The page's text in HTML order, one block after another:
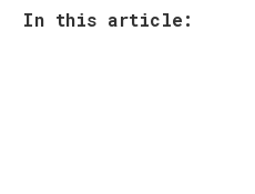
In this article: